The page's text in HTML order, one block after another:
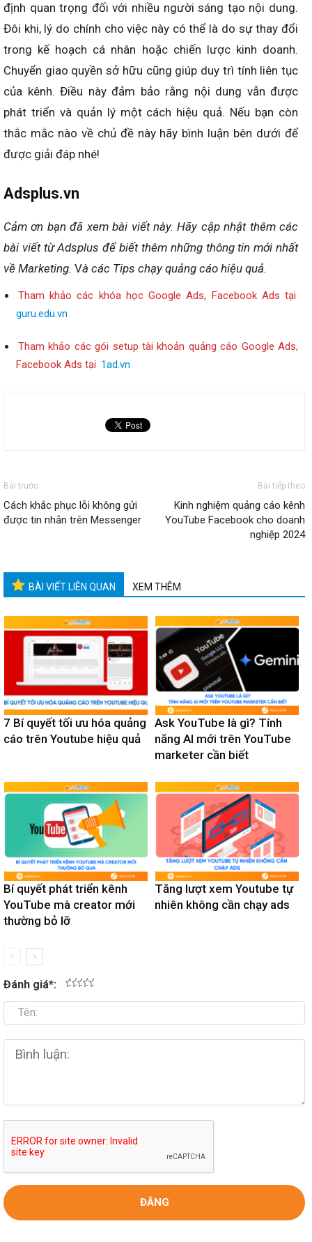
định quan trọng đối với nhiều người sáng tạo nội dung.
Đôi khi, lý do chính cho việc này có thể là do sự thay đổi
trong kế hoạch cá nhân hoặc chiến lược kinh doanh.
Chuyển giao quyền sở hữu cũng giúp duy trì tính liên tục
của kênh. Điều này đảm bảo rằng nội dung vẫn được
phát triển và quản lý một cách hiệu quả. Nếu bạn còn
thắc mắc nào về chủ đề này hãy bình luận bên dưới để
được giải đáp nhé!
Adsplus.vn
Cảm ơn bạn đã xem bài viết này. Hãy cập nhật thêm các
bài viết từ Adsplus để biết thêm những thông tin mới nhất
về Marketing. Và các Tips chạy quảng cáo hiệu quả.
Tham khảo các khóa học Google Ads, Facebook Ads tại
guru.edu.vn
Tham khảo các gói setup tài khoản quảng cáo Google Ads,
Facebook Ads tại 1ad.vn
Bài trước
Cách khắc phục lỗi không gửi
được tin nhắn trên Messenger
Bài tiếp theo
Kinh nghiệm quảng cáo kênh
YouTube Facebook cho doanh
nghiệp 2024
BÀI VIẾT LIÊN QUAN XEM THÊM
7 Bí quyết tối ưu hóa quảng
cáo trên Youtube hiệu quả
Ask YouTube là gì? Tính
năng AI mới trên YouTube
marketer cần biết
Bí quyết phát triển kênh
YouTube mà creator mới
thường bỏ lỡ
Tăng lượt xem Youtube tự
nhiên không cần chạy ads
Đánh giá*: